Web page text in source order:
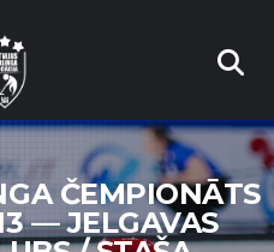
ČEMPIONĀTS
— JELGAVAS